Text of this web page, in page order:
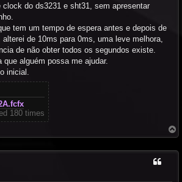
clock do ds3231 e sht31, sem apresentar
tem um tempo de espera antes e depois de
de 10ms para 0ms, uma leve melhora,
de não obter todos os segundos existe.
alguém possa me ajudar.
inicial.
180 times
o